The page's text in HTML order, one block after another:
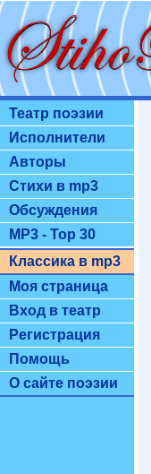
Театр поэзии
Исполнители
Авторы
Стихи в mp3
Обсуждения
MP3 - Top 30
Классика в mp3
Моя страница
Вход в театр
Регистрация
Помощь
О сайте поэзии